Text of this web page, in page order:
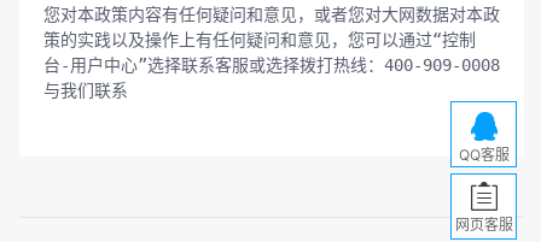
您对本政策内容有任何疑问和意见，或者您对大网数据对本政
策的实践以及操作上有任何疑问和意见，您可以通过“控制
台-用户中心”选择联系客服或选择拨打热线：400-909-0008
与我们联系
QQ客服
网页客服